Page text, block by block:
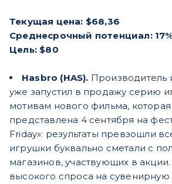
Текущая цена: $68,36
Среднесрочный потенциал:
Цель: $80
Hasbro (HAS). Производитель
уже запустил в продажу серию
мотивам нового фильма,
представлена 4 сентября на
Friday»: результаты превзошли
игрушки буквально сметали с
магазинов, участвующих в
высокого спроса на